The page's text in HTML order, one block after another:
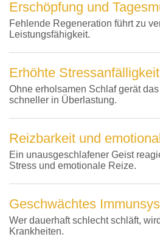
Erschöpfung und
Fehlende Regeneration führt zu
Leistungsfähigkeit.
Erhöhte Stressanfälligkeit
Ohne erholsamen Schlaf gerät
schneller in Überlastung.
Reizbarkeit und
Ein unausgeschlafener Geist
Stress und emotionale Reize.
Geschwächtes
Wer dauerhaft schlecht schläft,
Krankheiten.